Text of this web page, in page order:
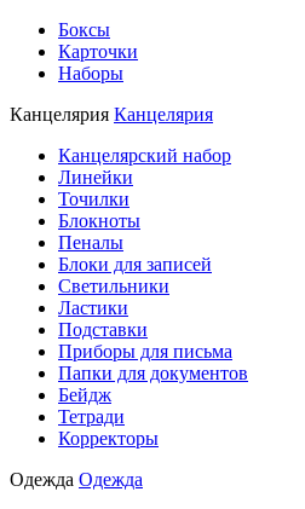
Боксы
Карточки
Наборы
Канцелярия Канцелярия
Канцелярский набор
Линейки
Точилки
Блокноты
Пеналы
Блоки для записей
Светильники
Ластики
Подставки
Приборы для письма
Папки для документов
Бейдж
Тетради
Корректоры
Одежда Одежда